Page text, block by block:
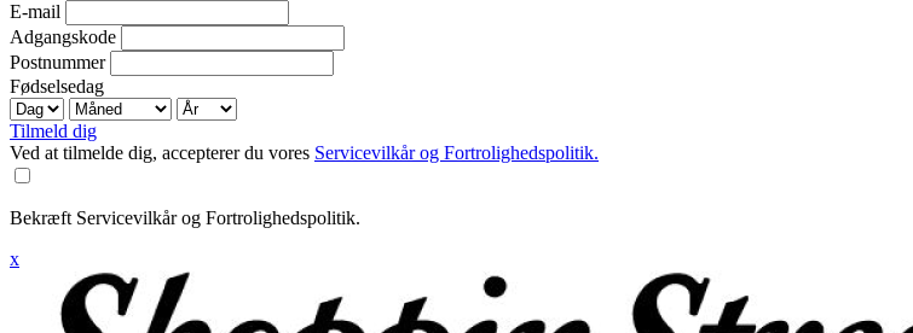
E-mail
Adgangskode
Postnummer
Fødselsedag
Tilmeld dig
Ved at tilmelde dig, accepterer du vores Servicevilkår og Fortrolighedspolitik.
Bekræft Servicevilkår og Fortrolighedspolitik.
x